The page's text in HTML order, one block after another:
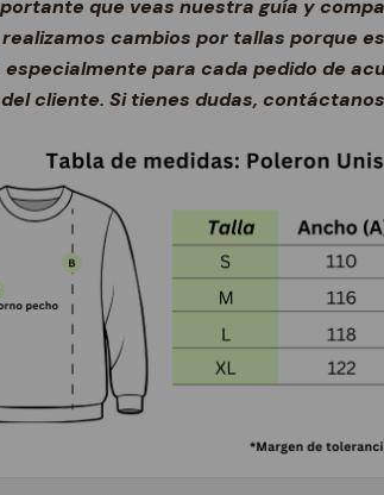
que veas nuestra guía y
cambios por tallas porque
para cada pedido de
cliente. Si tienes dudas,